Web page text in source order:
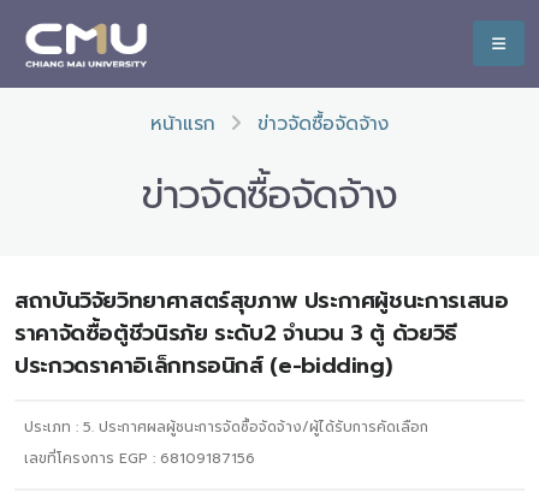
หน้าแรก ข่าวจัดซื้อจัดจ้าง
ข่าวจัดซื้อจัดจ้าง
สถาบันวิจัยวิทยาศาสตร์สุขภาพ ประกาศผู้ชนะการเสนอ
ราคาจัดซื้อตู้ชีวนิรภัย ระดับ2 จำนวน 3 ตู้ ด้วยวิธี
ประกวดราคาอิเล็กทรอนิกส์ (e-bidding)
ประเภท : 5. ประกาศผลผู้ชนะการจัดซื้อจัดจ้าง/ผู้ได้รับการคัดเลือก
เลขที่โครงการ EGP : 68109187156